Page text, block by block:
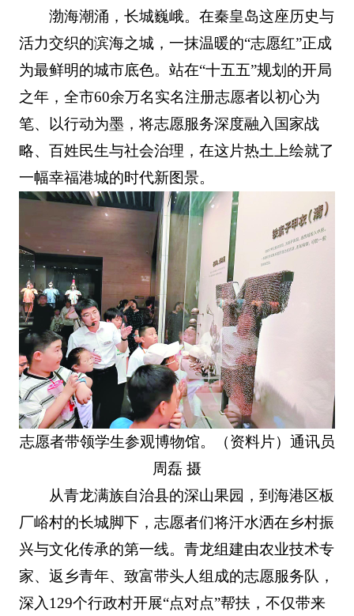
渤海潮涌，长城巍峨。在秦皇岛这座历史与
活力交织的滨海之城，一抹温暖的“志愿红”正成
为最鲜明的城市底色。站在“十五五”规划的开局
之年，全市60余万名实名注册志愿者以初心为
笔、以行动为墨，将志愿服务深度融入国家战
略、百姓民生与社会治理，在这片热土上绘就了
一幅幸福港城的时代新图景。
志愿者带领学生参观博物馆。（资料片）通讯员
周磊 摄
从青龙满族自治县的深山果园，到海港区板
厂峪村的长城脚下，志愿者们将汗水洒在乡村振
兴与文化传承的第一线。青龙组建由农业技术专
家、返乡青年、致富带头人组成的志愿服务队，
深入129个行政村开展“点对点”帮扶，不仅带来